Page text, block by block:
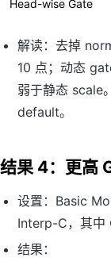
Head-wise Gate
解读：去掉
10 点；动态
弱于静态 scale
default。
结果 4：更高
设置：Basic
Interp-C，其中
结果：